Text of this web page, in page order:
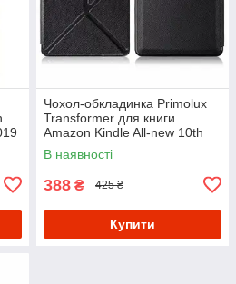
Чохол-обкладинка Primolux
Transformer для книги
Amazon Kindle All-new 10th
Gen. 2019 (J9G29R) - Black
В наявності
388 ₴ 425 ₴
Купити